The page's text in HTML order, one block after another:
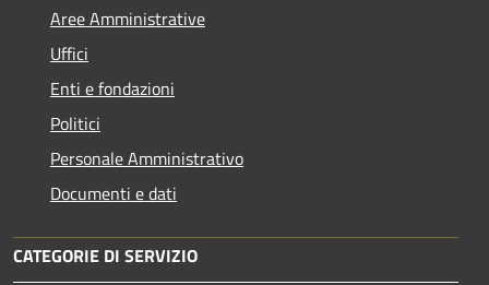
Aree Amministrative
Uffici
Enti e fondazioni
Politici
Personale Amministrativo
Documenti e dati
CATEGORIE DI SERVIZIO